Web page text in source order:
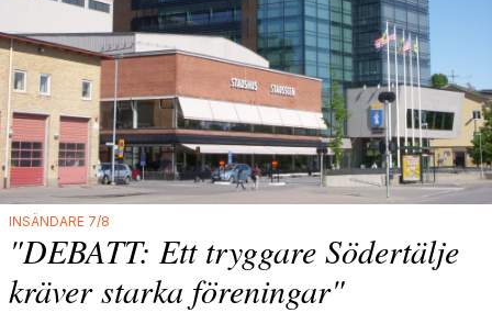
INSÄNDARE 7/8
"DEBATT: Ett tryggare Södertälje
kräver starka föreningar"